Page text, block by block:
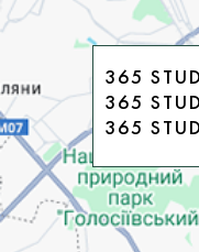
365
365
365